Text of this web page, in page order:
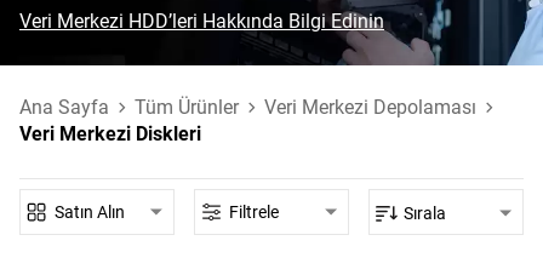
Veri Merkezi HDD’leri Hakkında Bilgi Edinin
Ana Sayfa Tüm Ürünler
Veri Merkezi Depolaması
Veri Merkezi Diskleri
Satın Alın Filtrele Sırala